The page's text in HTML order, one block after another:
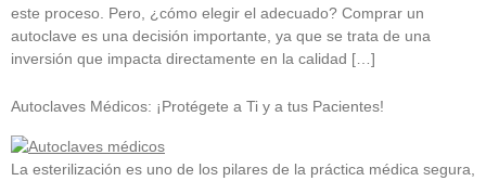
este proceso. Pero, ¿cómo elegir el adecuado? Comprar un
autoclave es una decisión importante, ya que se trata de una
inversión que impacta directamente en la calidad […]
Autoclaves Médicos: ¡Protégete a Ti y a tus Pacientes!
La esterilización es uno de los pilares de la práctica médica segura,